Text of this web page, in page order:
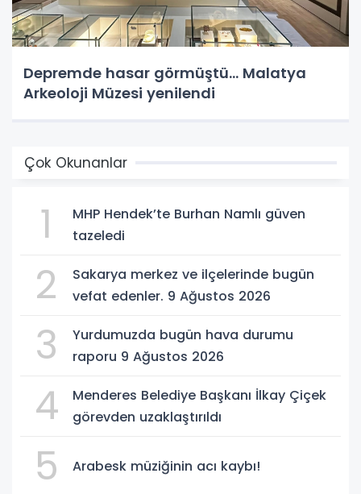
Depremde hasar görmüştü... Malatya
Arkeoloji Müzesi yenilendi
Çok Okunanlar
1
MHP Hendek’te Burhan Namlı güven
tazeledi
2
Sakarya merkez ve ilçelerinde bugün
vefat edenler. 9 Ağustos 2026
3
Yurdumuzda bugün hava durumu
raporu 9 Ağustos 2026
4
Menderes Belediye Başkanı İlkay Çiçek
görevden uzaklaştırıldı
5 Arabesk müziğinin acı kaybı!